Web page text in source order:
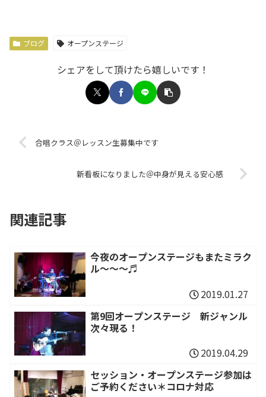
ブログ オープンステージ
シェアをして頂けたら嬉しいです！
合唱クラス＠レッスン生募集中です
新看板になりました＠中身が見える安心感
関連記事
今夜のオープンステージもまたミラク
ル～～～♬
2019.01.27
第9回オープンステージ 新ジャンル
次々現る！
2019.04.29
セッション・オープンステージ参加は
ご予約ください＊コロナ対応